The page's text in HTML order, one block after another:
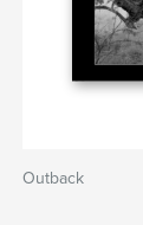
Outback